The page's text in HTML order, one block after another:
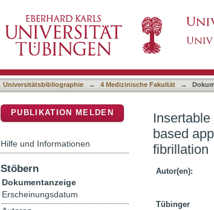
Insertable cardiac monitors after
detection rate for paroxysmal atrial
Universitätsbibliographie → 4 Medizinische Fakultät →
based
fibrillation
Autor(en):
Tübinger
PUBLIKATION MELDEN
Hilfe und Informationen
Stöbern
Dokumentanzeige
Erscheinungsdatum